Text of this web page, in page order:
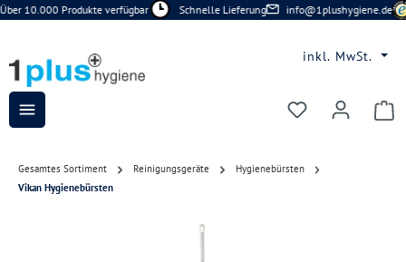
Zum Hauptinhalt springen
10.000 Produkte verfügbar Schnelle Lieferung info@1plushygiene.de
inkl. MwSt.
Du hast 0
Gesamtes Sortiment Reinigungsgeräte
Hygienebürsten
Vikan Hygienebürsten